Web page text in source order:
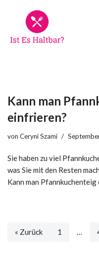
Inhalt
Kann man
einfrieren?
von Ceryni Szami
Sie haben zu viel
was Sie mit den Resten
Kann man
« Zurück 1 …